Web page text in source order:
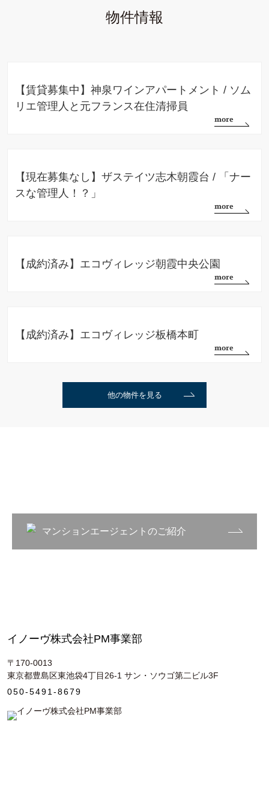
物件情報
【賃貸募集中】神泉ワインアパートメント / ソム
リエ管理人と元フランス在住清掃員
【現在募集なし】ザステイツ志木朝霞台 / 「ナー
スな管理人！？」
【成約済み】エコヴィレッジ朝霞中央公園
【成約済み】エコヴィレッジ板橋本町
他の物件を見る
マンションエージェントのご紹介
イノーヴ株式会社PM事業部
〒170-0013
東京都豊島区東池袋4丁目26-1 サン・ソウゴ第二ビル3F
050-5491-8679